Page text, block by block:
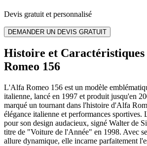
Devis gratuit et personnalisé
DEMANDER UN DEVIS GRATUIT
Histoire et
Romeo 156
L'Alfa Romeo 156 est un modèle
italienne, lancé en 1997 et produit jusqu'en
marqué un tournant dans l'histoire d'Alfa
élégance italienne et performances sportives.
pour son design audacieux, signé Walter de
titre de "Voiture de l'Année" en 1998. Avec
allure dynamique, elle incarne parfaitement